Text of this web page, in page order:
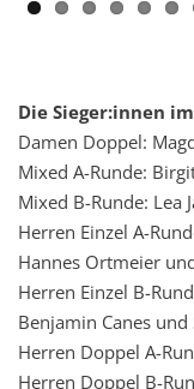
Die Sieger:innen
Damen Doppel:
Mixed A-Runde:
Mixed B-Runde: Lea
Herren Einzel A-
Hannes Ortmeier
Herren Einzel B-
Benjamin Canes
Herren Doppel A-
Herren Doppel B-